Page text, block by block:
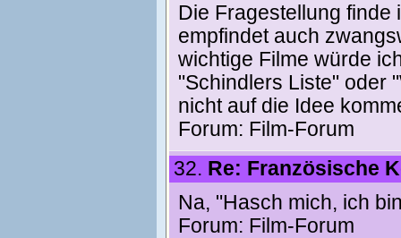
Die Fragestellung finde
empfindet auch
wichtige Filme würde
"Schindlers Liste" oder
nicht auf die Idee
Forum: Film-Forum
32. Re: Französische
Na, "Hasch mich, ich
Forum: Film-Forum